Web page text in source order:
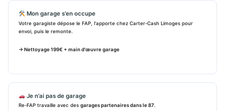
Mon garage s'en occupe
Votre garagiste dépose le FAP, l'apporte chez Carter-Cash Limoges pour
envoi, puis le remonte.
→ Nettoyage 199€ + main d'œuvre garage
Je n'ai pas de garage
Re-FAP travaille avec des garages partenaires dans le 87.